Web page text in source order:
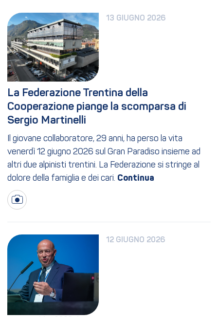
13 GIUGNO 2026
La Federazione Trentina della
Cooperazione piange la scomparsa di
Sergio Martinelli
Il giovane collaboratore, 29 anni, ha perso la vita
venerdì 12 giugno 2026 sul Gran Paradiso insieme ad
altri due alpinisti trentini. La Federazione si stringe al
dolore della famiglia e dei cari.
12 GIUGNO 2026